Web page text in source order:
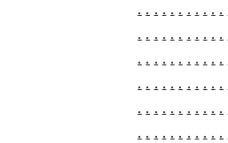
. . . . . . . . . . .
. . . . . . . . . . .
. . . . . . . . . . .
. . . . . . . . . . .
. . . . . . . . . . .
. . . . . . . . . . .